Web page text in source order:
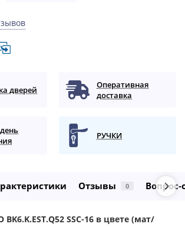
дверей
Оперативная
доставка
РУЧКИ
Отзывы 0 Вопрос-
SSC-16 в цвете (мат/